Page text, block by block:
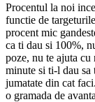
Procentul la noi
functie de
procent mic
ca ti dau si 100%,
poze, nu te ajuta
minute si ti-l dau sa
jumatate din cat
o gramada de